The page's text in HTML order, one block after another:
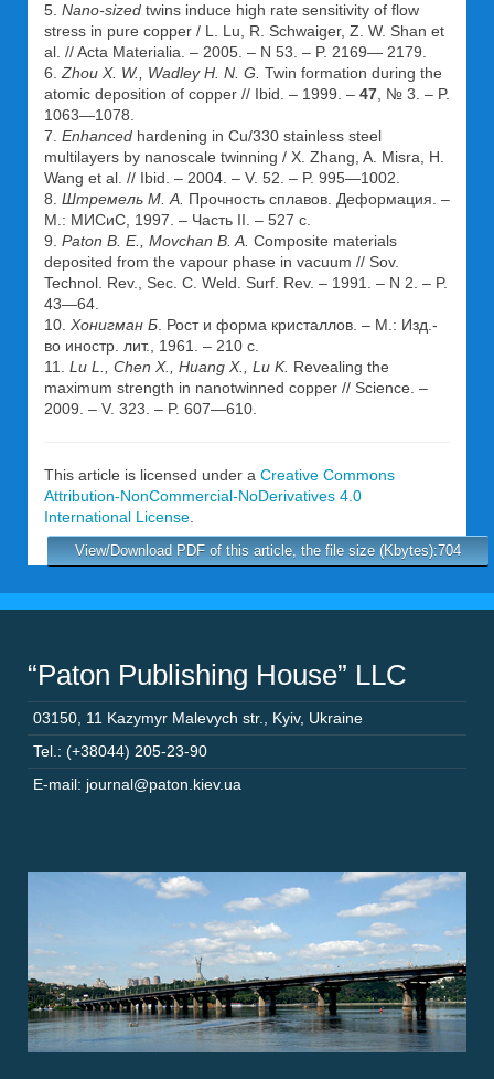
5. Nano-sized twins induce high rate sensitivity of flow
stress in pure copper / L. Lu, R. Schwaiger, Z. W. Shan et
al. // Acta Materialia. – 2005. – N 53. – P. 2169— 2179.
6. Zhou X. W., Wadley H. N. G. Twin formation during the
atomic deposition of copper // Ibid. – 1999. – 47 , № 3. – P.
1063—1078.
7. Enhanced hardening in Cu/330 stainless steel
multilayers by nanoscale twinning / X. Zhang, A. Misra, H.
Wang et al. // Ibid. – 2004. – V. 52. – P. 995—1002.
8. Штремель М. А. Прочность сплавов. Деформация. –
М.: МИСиС, 1997. – Часть II. – 527 с.
9. Paton B. E., Movchan B. A. Composite materials
deposited from the vapour phase in vacuum // Sov.
Technol. Rev., Sec. C. Weld. Surf. Rev. – 1991. – N 2. – P.
43—64.
10. Хонигман Б . Рост и форма кристаллов. – М.: Изд.-
во иностр. лит., 1961. – 210 с.
11. Lu L., Chen X., Huang X., Lu K. Revealing the
maximum strength in nanotwinned copper // Science. –
2009. – V. 323. – P. 607—610.
This article is licensed under a Creative Commons
Attribution-NonCommercial-NoDerivatives 4.0
International License
View/Download PDF of this article, the file size (Kbytes):704
“Paton Publishing House” LLC
03150 11 Kazymyr Malevych str. Kyiv, Ukraine
Tel.: (+38044) 205-23-90
E-mail: journal@paton.kiev.ua